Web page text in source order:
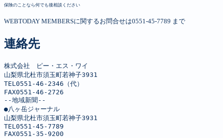
保険のことなら何でも後相談ください
WEBTODAY MEMBERSに関するお問合せは0551-45-7789 まで
連絡先
株式会社　ピー・エス・ワイ
山梨県北杜市須玉町若神子3931
TEL0551-46-2346（代）
FAX0551-46-2726
--地域新聞--
●八ヶ岳ジャーナル
山梨県北杜市須玉町若神子3931
TEL0551-45-7789
FAX0551-35-9200